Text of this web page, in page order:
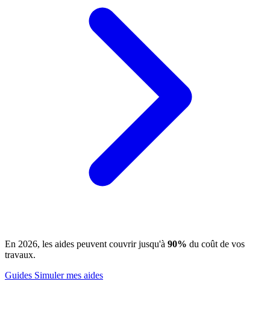
En 2026, les aides peuvent couvrir jusqu'à 90% du coût de vos
travaux.
Guides Simuler mes aides